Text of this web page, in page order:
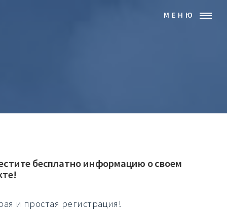
МЕНЮ
бесплатно информацию о своем
и простая регистрация!